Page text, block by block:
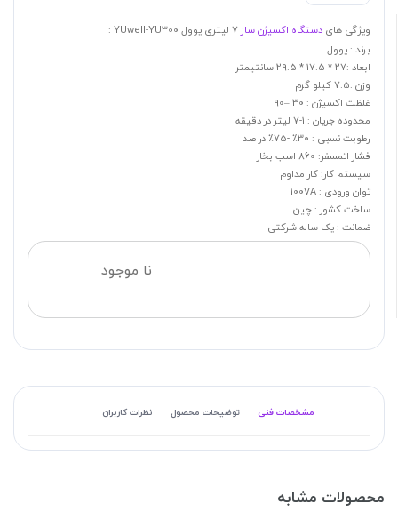
ویژگی های دستگاه اکسیژن ساز
برند : یوول
ابعاد :27 * 17.5 * 29.5 سانتیمتر
وزن :7.5 کیلو گرم
غلظت اکسیژن : 30 –90
محدوده جریان : 1-7 لیتر در دقیقه
رطوبت نسبی : 30٪ -75٪ در صد
فشار اتمسفر: 860 اسب بخار
سیستم کار: کار مداوم
توان ورودی : 100VA
ساخت کشور : چین
ضمانت : یک ساله شرکتی
نا موجود
مشخصات فنی توضیحات محصول نظرات کاربران
محصولات مشابه